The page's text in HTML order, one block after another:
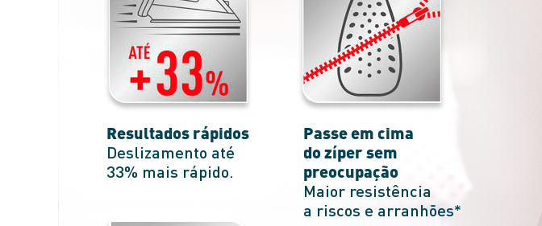
Resultados rápidos
Deslizamento até
33% mais rápido.
Passe em cima
do zíper sem
preocupação
Maior resistência
a riscos e arranhões*